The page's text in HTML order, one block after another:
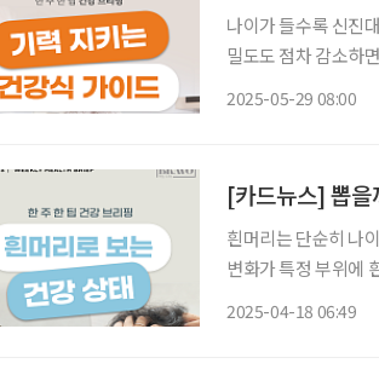
나이가 들수록 신진
밀도도 점차 감소하
2025-05-29 08:00
[카드뉴스] 뽑을
흰머리는 단순히 나
변화가 특정 부위에
2025-04-18 06:49